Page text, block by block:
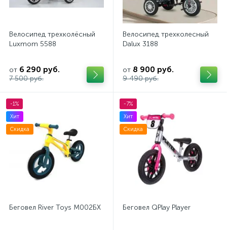
Велосипед трехколёсный
Luxmom 5588
от 6 290 руб.
7 500 руб.
Велосипед трехколесный
Dalux 3188
от 8 900 руб.
9 490 руб.
-1%
Хит
Скидка
Беговел River Toys М002БХ
-7%
Хит
Скидка
Беговел QPlay Player